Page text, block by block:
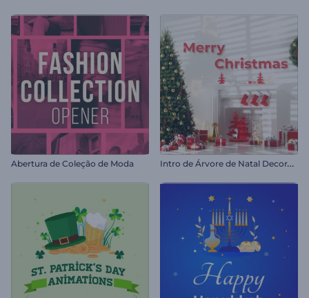
Abertura de Coleção de Moda I
ntro de Árvore de Natal Decorada